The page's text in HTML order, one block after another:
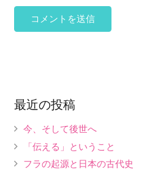
コメントを送信
最近の投稿
今、そして後世へ
「伝える」ということ
フラの起源と日本の古代史